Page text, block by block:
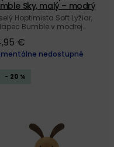
Sky, malý – modrý
Hoptimista Soft Lyžiar,
Bumble v modrej
od dánskej značky
€
nedostupné
- 20 %